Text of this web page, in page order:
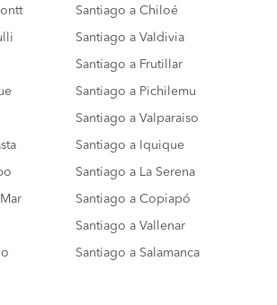
Santiago a Chiloé
Santiago a Valdivia
Santiago a Frutillar
Santiago a Pichilemu
Santiago a Valparaiso
Santiago a Iquique
Santiago a La Serena
Santiago a Copiapó
Santiago a Vallenar
Santiago a Salamanca